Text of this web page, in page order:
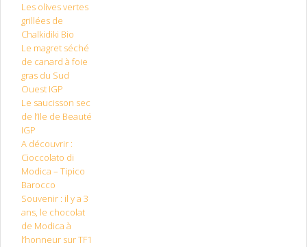
Les olives vertes
grillées de
Chalkidiki Bio
Le magret séché
de canard à foie
gras du Sud
Ouest IGP
Le saucisson sec
de l’Ile de Beauté
IGP
A découvrir :
Cioccolato di
Modica – Tipico
Barocco
Souvenir : il y a 3
ans, le chocolat
de Modica à
l’honneur sur TF1